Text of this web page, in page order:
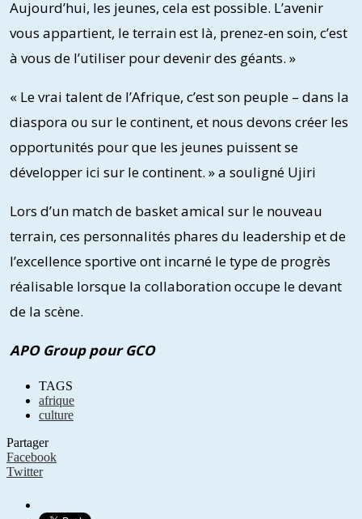
Aujourd’hui, les jeunes, cela est possible. L’avenir
vous appartient, le terrain est là, prenez-en soin, c’est
à vous de l’utiliser pour devenir des géants. »
« Le vrai talent de l’Afrique, c’est son peuple – dans la
diaspora ou sur le continent, et nous devons créer les
opportunités pour que les jeunes puissent se
développer ici sur le continent. » a souligné Ujiri
Lors d’un match de basket amical sur le nouveau
terrain, ces personnalités phares du leadership et de
l’excellence sportive ont incarné le type de progrès
réalisable lorsque la collaboration occupe le devant
de la scène.
APO Group pour GCO
TAGS
afrique
culture
Partager
Facebook
Twitter